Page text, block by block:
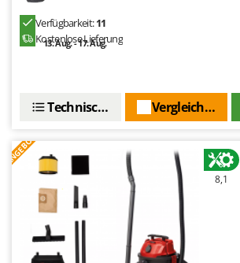
Verfügbarkeit:11
Kostenlose Lieferung
13. Aug. - 17. Aug.
Vergleichen Sie
Technische Daten
ANGEBOT
8,1